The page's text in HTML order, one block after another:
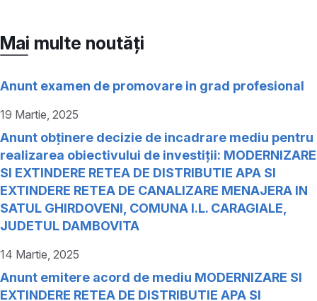
Mai multe noutăți
Anunt examen de promovare in grad profesional
19 Martie, 2025
Anunt obținere decizie de incadrare mediu pentru
realizarea obiectivului de investiții: MODERNIZARE
SI EXTINDERE RETEA DE DISTRIBUTIE APA SI
EXTINDERE RETEA DE CANALIZARE MENAJERA IN
SATUL GHIRDOVENI, COMUNA I.L. CARAGIALE,
JUDETUL DAMBOVITA
14 Martie, 2025
Anunt emitere acord de mediu MODERNIZARE SI
EXTINDERE RETEA DE DISTRIBUTIE APA SI